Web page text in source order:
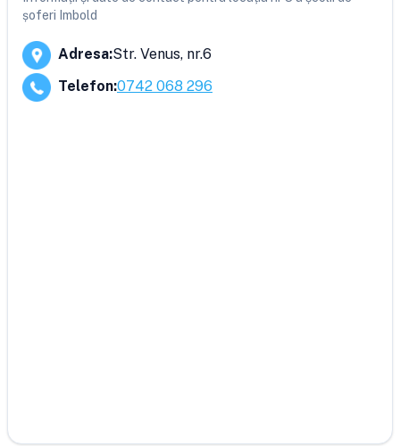
șoferi Imbold
Adresa:Str. Venus, nr.6
Telefon:0742 068 296